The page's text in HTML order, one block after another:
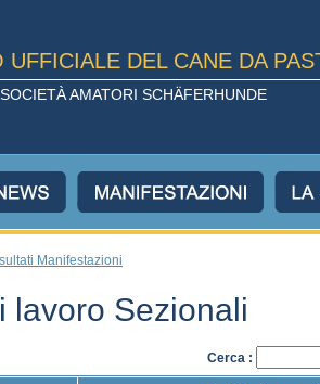
UFFICIALE DEL CANE DA
AMATORI SCHÄFERHUNDE
Manifestazioni
lavoro Sezionali
Cerca :